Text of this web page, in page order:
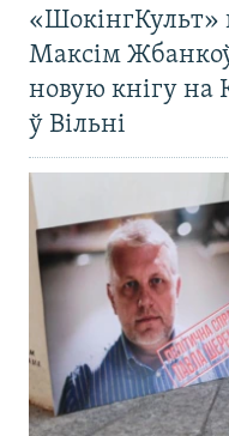
«ШокінгКульт»
Максім
новую кнігу на
ў Вільні